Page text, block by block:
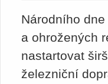
Národního
a ohrožených
nastartovat
železniční